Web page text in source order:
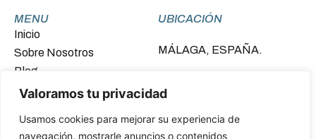
Valoramos tu privacidad
Usamos cookies para mejorar su experiencia de
navegación, mostrarle anuncios o contenidos
MENU
Inicio
Sobre Nosotros
Blog
Contacto
UBICACIÓN
MÁLAGA, ESPAÑA.
FINANCIADO POR LA UNIÓN EUROPEA –